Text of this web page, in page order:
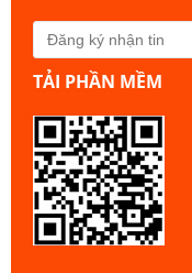
TẢI PHẦN MỀM